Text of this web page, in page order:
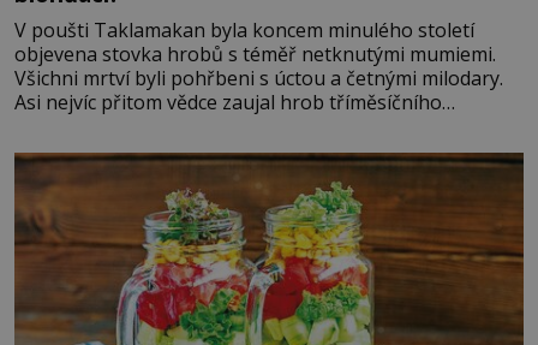
V poušti Taklamakan byla koncem minulého století
objevena stovka hrobů s téměř netknutými mumiemi.
Všichni mrtví byli pohřbeni s úctou a četnými milodary.
Asi nejvíc přitom vědce zaujal hrob tříměsíčního
blonďaté vlásky. Fakt, že jsou těla dávných lidí nesmírně
dobře zachovalá, přičítají odborníci zdejším klimatickým
podmínkám. Sucho, prosolené písky a extrémně